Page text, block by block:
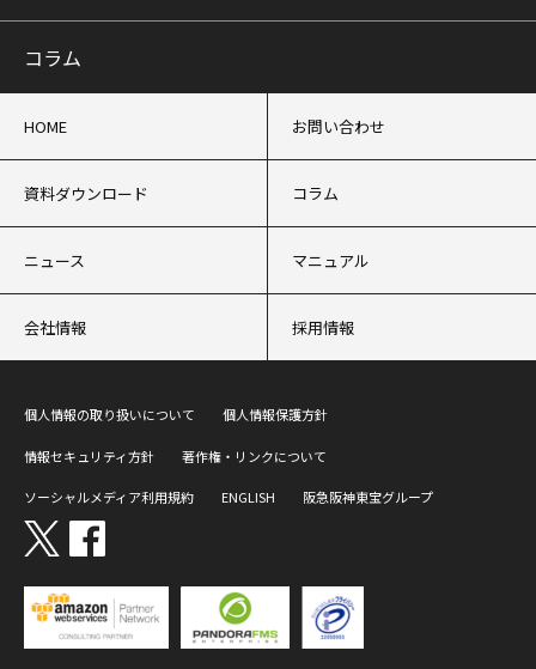
コラム
HOME お問い合わせ
資料ダウンロード コラム
ニュース マニュアル
会社情報 採用情報
個人情報の取り扱いについて 個人情報保護方針
情報セキュリティ方針 著作権・リンクについて
ソーシャルメディア利用規約 ENGLISH 阪急阪神東宝グループ